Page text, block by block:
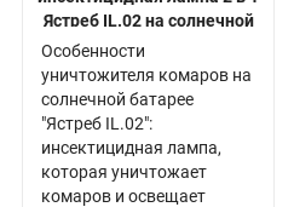
Ястреб IL.02 на солнечной
батарее
Особенности
уничтожителя комаров на
солнечной батарее
"Ястреб IL.02":
инсектицидная лампа,
которая уничтожает
комаров и освещает